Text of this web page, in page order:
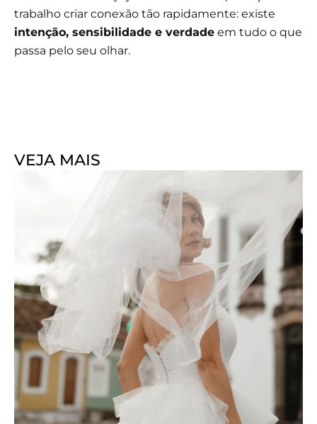
trabalho criar conexão tão rapidamente: existe
intenção, sensibilidade e verdade em tudo o que
passa pelo seu olhar.
VEJA MAIS